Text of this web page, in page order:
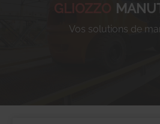
GLIOZZO
Vos solutions de